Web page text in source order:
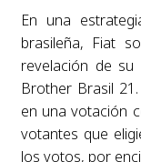
En una
brasileña, Fiat
revelación de
Brother Brasil
en una votación
votantes que
los votos, por